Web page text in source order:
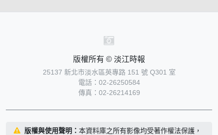
版權所有 © 淡江時報
25137 新北市淡水區英專路 151 號 Q301 室
電話：02-26250584
傳真：02-26214169
版權與使用聲明： 本資料庫之所有影像均受著作權法保護，